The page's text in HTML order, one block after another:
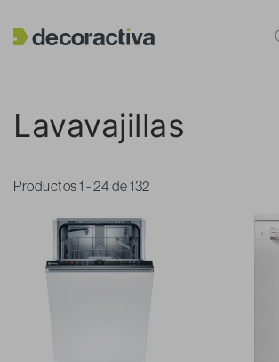
Lavavajillas
Productos 1 - 24 de 132